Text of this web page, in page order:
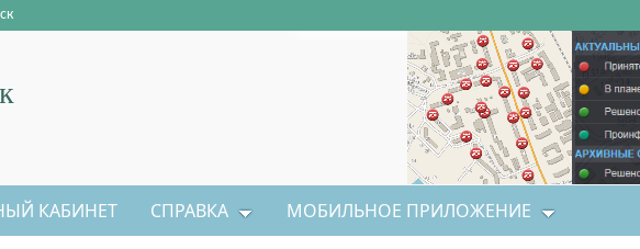
КАБИНЕТ СПРАВКА МОБИЛЬНОЕ ПРИЛОЖЕНИЕ